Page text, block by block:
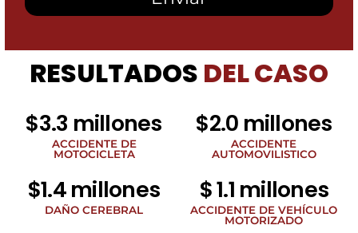
SMS
Law
Group
relacionados
noticias
legales
número
teléfono
proporcionado
RESULTADOS DEL CASO
$3.3 millones
ACCIDENTE DE
MOTOCICLETA
$2.0 millones
ACCIDENTE
AUTOMOVILISTICO
$1.4 millones
DAÑO CEREBRAL
$ 1.1 millones
ACCIDENTE DE VEHÍCULO
MOTORIZADO